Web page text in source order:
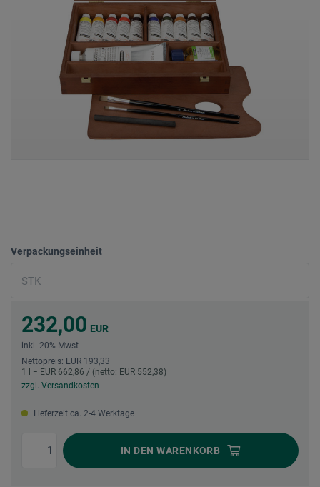
Verpackungseinheit
232,00 EUR
inkl. 20% Mwst
Nettopreis: EUR 193,33
1 l = EUR 662,86 / (netto: EUR 552,38)
zzgl. Versandkosten
Lieferzeit ca. 2-4 Werktage
IN DEN WARENKORB